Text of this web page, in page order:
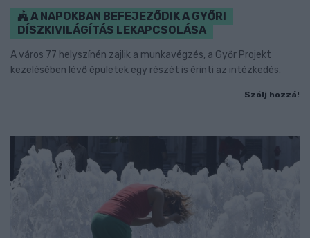
A NAPOKBAN BEFEJEZŐDIK A GYŐRI
DÍSZKIVILÁGÍTÁS LEKAPCSOLÁSA
A város 77 helyszínén zajlik a munkavégzés, a Győr Projekt
kezelésében lévő épületek egy részét is érinti az intézkedés.
Szólj hozzá!